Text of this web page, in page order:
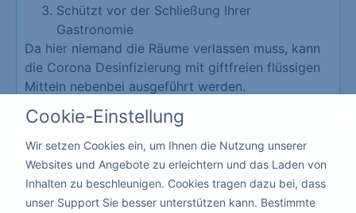
Schützt vor der Schließung Ihrer
Gastronomie
Da hier niemand die Räume verlassen muss, kann
die Corona Desinfizierung mit giftfreien flüssigen
Mitteln nebenbei ausgeführt werden.
Cookie-Einstellung
Wir setzen Cookies ein, um Ihnen die Nutzung unserer
Websites und Angebote zu erleichtern und das Laden von
Inhalten zu beschleunigen. Cookies tragen dazu bei, dass
unser Support Sie besser unterstützen kann. Bestimmte